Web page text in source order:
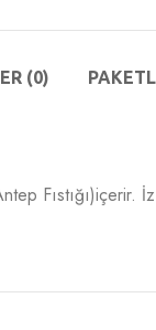
(0)
Fıstığı)içerir.